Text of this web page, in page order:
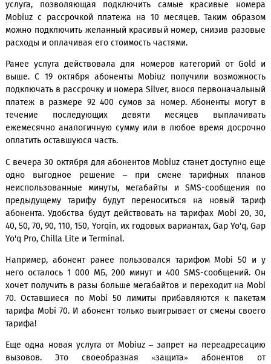
сервисов, сделав их еще удобными и привлекательными.
Номер особой категории в рассрочку – достаточно
услуга, позволяющая подключить самые красивые
Mobiuz с рассрочкой платежа на 10 месяцев. Таким
можно подключить желанный красивый номер, снизив
расходы и оплачивая его стоимость частями.
Ранее услуга действовала для номеров категорий от
выше. С 19 октября абоненты Mobiuz получили
подключать в рассрочку и номера Silver, внося
течение последующих девяти месяцев
ежемесячно аналогичную сумму или в любое время
оплатить оставшуюся часть.
С вечера 30 октября для абонентов Mobiuz станет
одно выгодное решение – при смене тарифных
предыдущему тарифу будут переноситься на новый
абонента. Удобства будут действовать на тарифах Mobi
40, 50, 70, 90, 110, 150, Yorqin, их годовых вариантах, Gap
Yo'q Pro, Chilla Lite и Terminal.
Например, абонент ранее пользовался тарифом Mobi
него осталось 1 000 МБ, 200 минут и 400 SMS-
хочет получить в разы больше мегабайтов и переходит